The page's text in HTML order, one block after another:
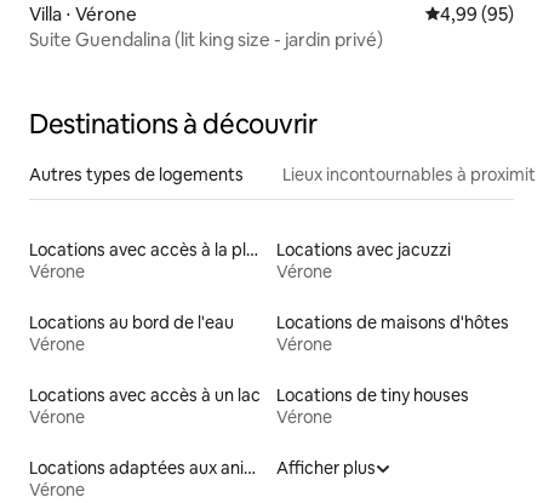
Villa ⋅ Vérone Évaluation
4,99 (95)
Suite Guendalina (lit king size - jardin privé)
Destinations à découvrir
Autres types de logements Lieux incontournables à
Locations avec accès à la plage
Vérone
Locations avec jacuzzi
Vérone
Locations au bord de l'eau
Vérone
Locations de maisons d'hôtes
Vérone
Locations avec accès à un lac
Vérone
Locations de tiny houses
Vérone
Locations adaptées aux animaux
Vérone
Afficher plus